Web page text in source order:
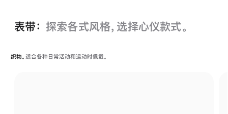
表带： 探索各式风格，选择心仪款式。
织物。 适合各种日常活动和运动时佩戴。